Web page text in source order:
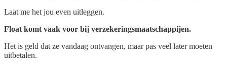
Laat me het jou even uitleggen.
Float komt vaak voor bij verzekeringsmaatschappijen.
Het is geld dat ze vandaag ontvangen, maar pas veel later moeten
uitbetalen.